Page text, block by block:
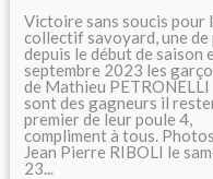
Victoire sans soucis pour
collectif savoyard, une de
depuis le début de saison
septembre 2023 les
de Mathieu PETRONELLI
sont des gagneurs il
premier de leur poule 4,
compliment à tous.
Jean Pierre RIBOLI le
23...